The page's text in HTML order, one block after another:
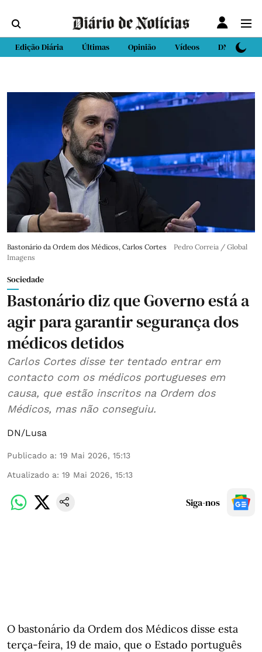
Edição Diária Últimas Opinião Vídeos DN Sport
Bastonário da Ordem dos Médicos, Carlos Cortes
Pedro Correia / Global
Imagens
Sociedade
Bastonário diz que Governo está a
agir para garantir segurança dos
médicos detidos
Carlos Cortes disse ter tentado entrar em
contacto com os médicos portugueses em
causa, que estão inscritos na Ordem dos
Médicos, mas não conseguiu.
DN/Lusa
Publicado a: 19 Mai 2026, 15:13
Atualizado a: 19 Mai 2026, 15:13
Siga-nos
O bastonário da Ordem dos Médicos disse esta
terça-feira, 19 de maio, que o Estado português